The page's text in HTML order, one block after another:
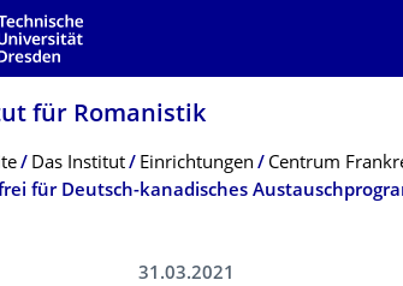
für Romanistik
Menü
Das Institut Einrichtungen Centrum
für Deutsch-kanadisches
31.03.2021